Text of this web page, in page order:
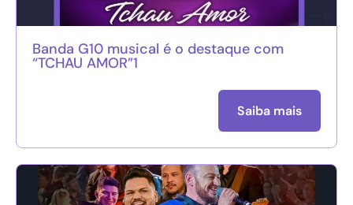
Banda G10 musical é o destaque com
“TCHAU AMOR”1
Saiba mais